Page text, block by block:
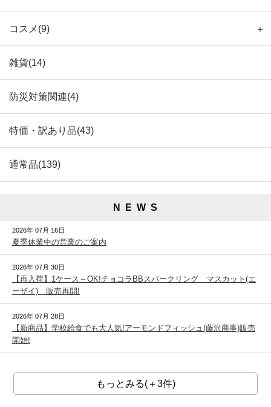
コスメ(9) ＋
雑貨(14)
防災対策関連(4)
特価・訳あり品(43)
通常品(139)
N E W S
2026年 07月 16日
夏季休業中の営業のご案内
2026年 07月 30日
【再入荷】1ケース～OK!チョコラBBスパークリング マスカット(エ
ーザイ) 販売再開!
2026年 07月 28日
【新商品】学校給食でも大人気!アーモンドフィッシュ(藤沢商事)販売
開始!
もっとみる(＋3件)